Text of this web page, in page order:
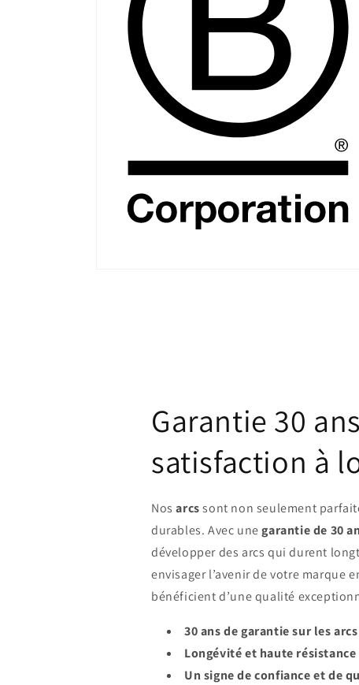
Garantie 30
satisfaction à
Nosarcssont non seulement
durables. Avec unegarantie de 30
développer des arcs qui durent
envisager l’avenir de votre marque
bénéficient d’une qualité
30 ans de garantie sur les arcs
Longévité et haute résistance
Un signe de confiance et de